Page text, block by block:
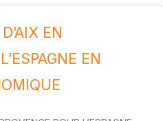
EN
EN